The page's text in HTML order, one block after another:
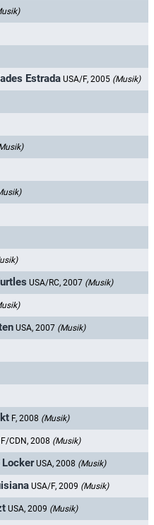
Estrada USA/F, 2005 (Musik)
USA/RC, 2007 (Musik)
USA, 2007 (Musik)
F, 2008 (Musik)
F/CDN, 2008 (Musik)
USA, 2008 (Musik)
USA/F, 2009 (Musik)
USA, 2009 (Musik)